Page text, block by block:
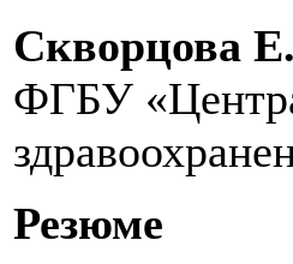
Скворцова
ФГБУ
Резюме